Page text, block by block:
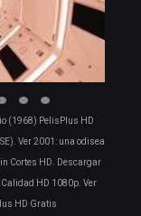
(1968) PelisPlus HD
Ver 2001: una odisea
Cortes HD. Descargar
HD 1080p. Ver
HD Gratis